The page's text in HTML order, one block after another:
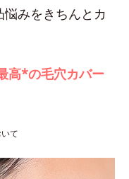
みをきちんとカ
高*の毛穴カバー
て